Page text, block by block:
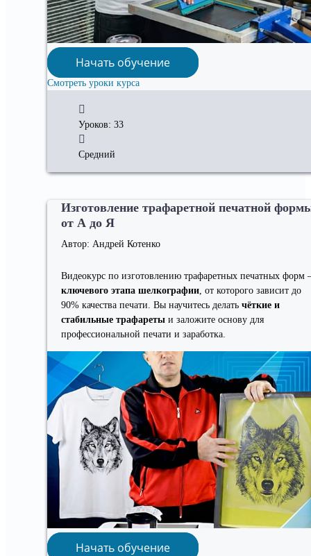
Уроков: 33
Средний
Начать обучение
Смотреть уроки курса
Изготовление трафаретной печатной
от А до Я
Автор: Андрей Котенко
Видеокурс по изготовлению трафаретных печатных
ключевого этапа шелкографии , от которого зависит до
90% качества печати. Вы научитесь делать чёткие и
стабильные трафареты и заложите основу для
профессиональной печати и заработка.
Начать обучение